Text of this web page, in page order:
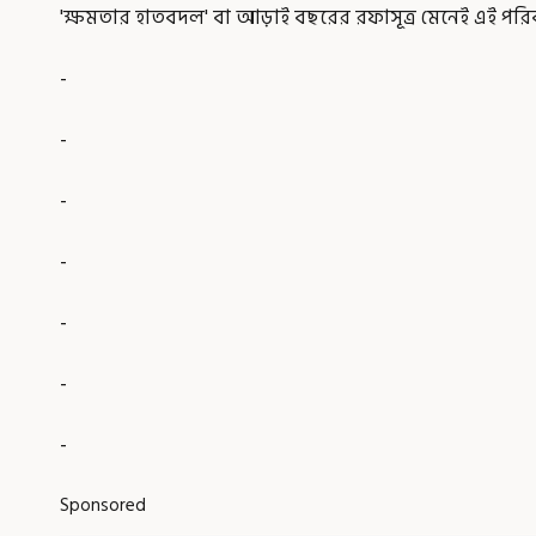
'ক্ষমতার হাতবদল' বা আড়াই বছরের রফাসূত্র মেনেই এই
-
-
-
-
-
-
-
Sponsored